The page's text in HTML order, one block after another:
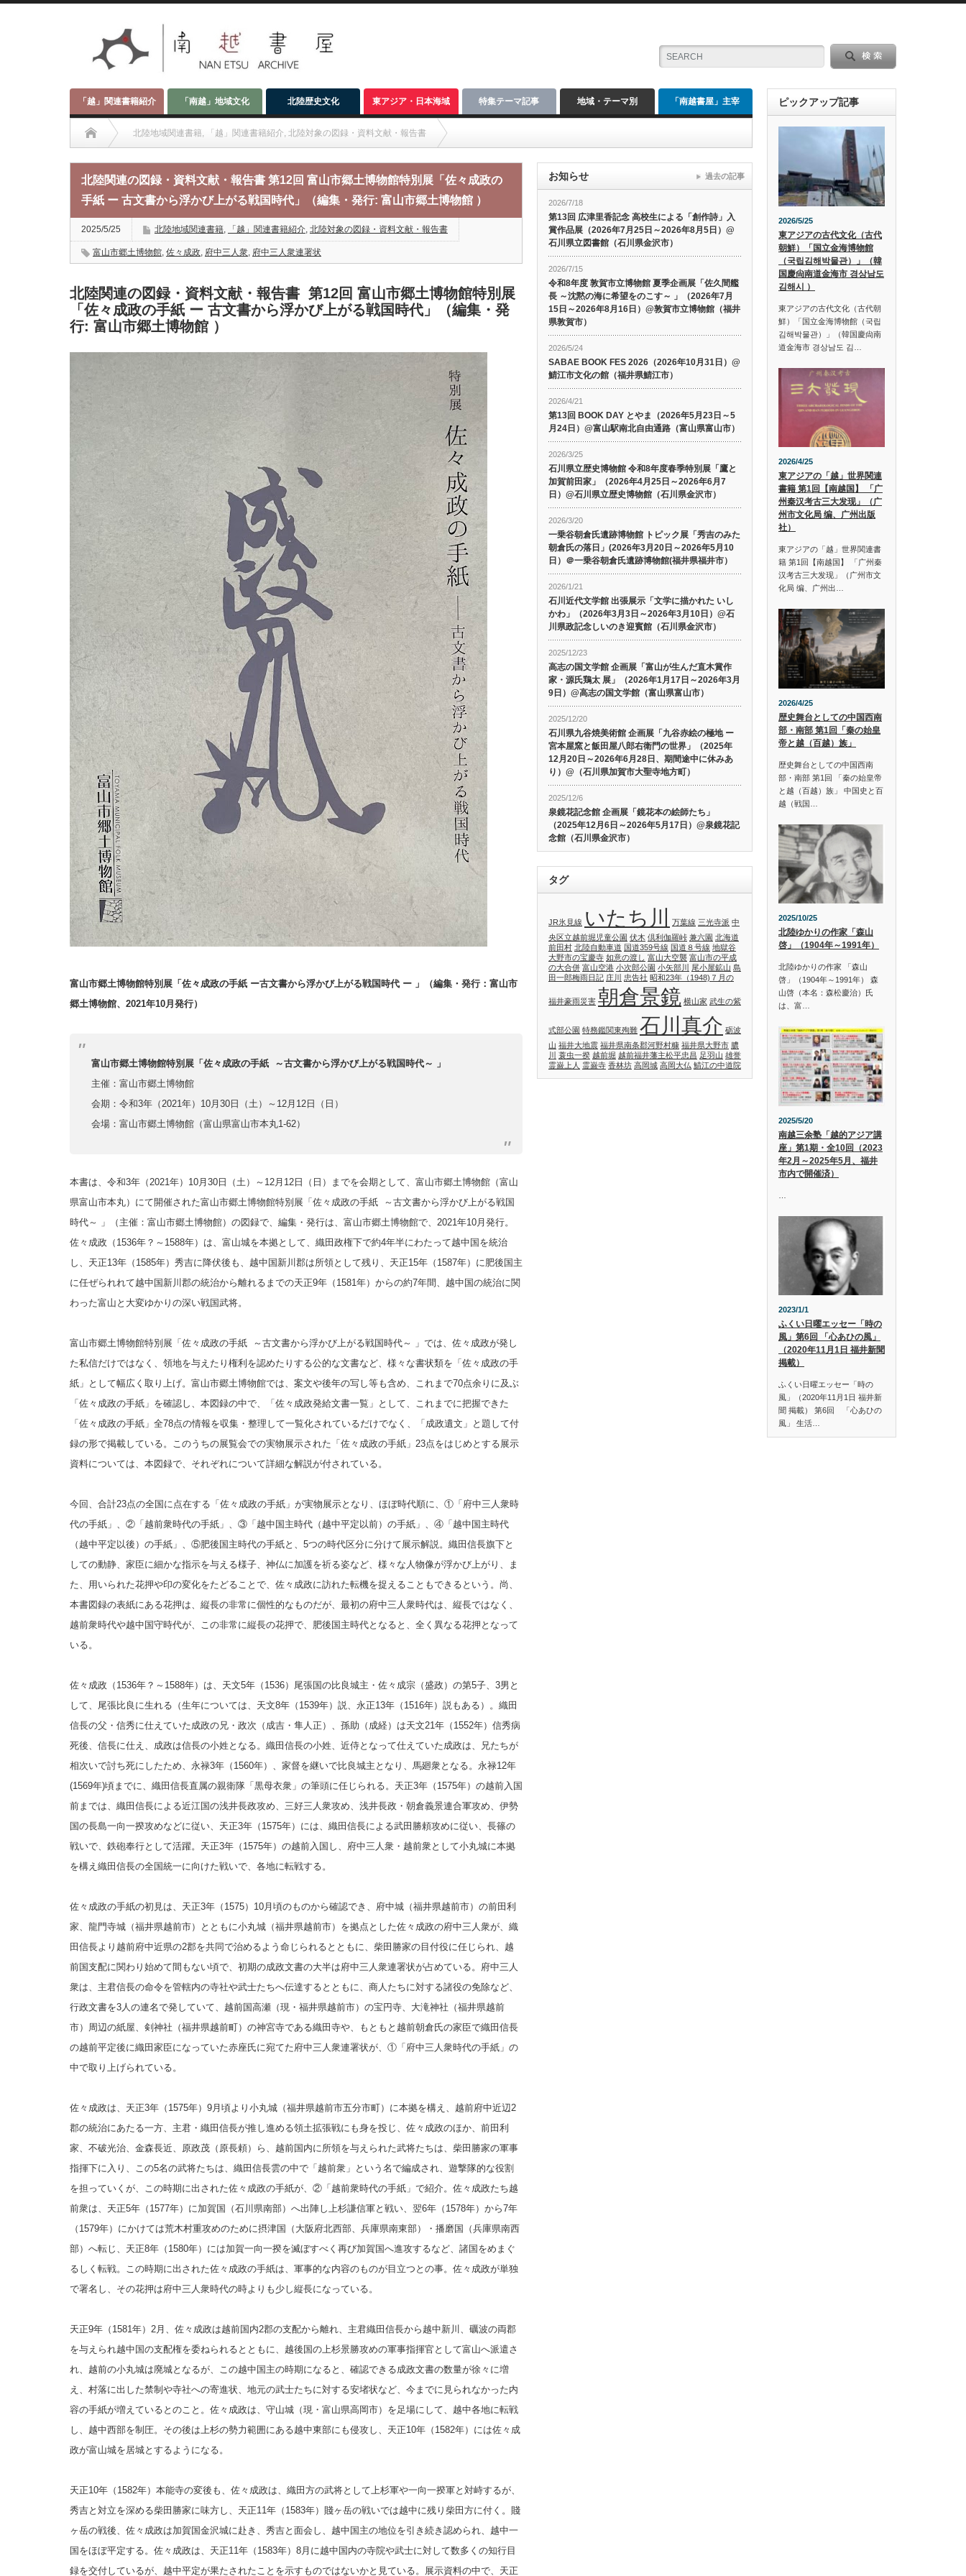
「越」関連書籍紹介 「南越」地域文化 北陸歴史文化 東アジア・日本海域 特集テーマ記事 地域・テーマ別 「南越書屋」主宰
北陸地域関連書籍, 「越」関連書籍紹介, 北陸対象の図録・資料文献・報告書
北陸関連の図録・資料文献・報告書 第12回 富山市郷土博物館特別展「佐々成政の手紙 ー 古文書から浮かび上がる戦国時代」（編集・発行: 富山市郷土博物館 ）
北陸関連の図録・資料文献・報告書 第12回 富山市郷土博物館特別展「佐々成政の
手紙 ー 古文書から浮かび上がる戦国時代」（編集・発行: 富山市郷土博物館 ）
2025/5/25 北陸地域関連書籍, 「越」関連書籍紹介, 北陸対象の図録・資料文献・報告書
富山市郷土博物館, 佐々成政, 府中三人衆, 府中三人衆連署状
北陸関連の図録・資料文献・報告書 第12回 富山市郷土博物館特別展
「佐々成政の手紙 ー 古文書から浮かび上がる戦国時代」（編集・発
行: 富山市郷土博物館 ）
富山市郷土博物館特別展「佐々成政の手紙 ー古文書から浮かび上がる戦国時代 ー 」（編集・発行：富山市
郷土博物館、2021年10月発行）
富山市郷土博物館特別展「佐々成政の手紙 ～古文書から浮かび上がる戦国時代～ 」
主催：富山市郷土博物館
会期：令和3年（2021年）10月30日（土）～12月12日（日）
会場：富山市郷土博物館（富山県富山市本丸1-62）
本書は、令和3年（2021年）10月30日（土）～12月12日（日）までを会期として、富山市郷土博物館（富山
県富山市本丸）にて開催された富山市郷土博物館特別展「佐々成政の手紙 ～古文書から浮かび上がる戦国
時代～ 」（主催：富山市郷土博物館）の図録で、編集・発行は、富山市郷土博物館で、2021年10月発行。
佐々成政（1536年？～1588年）は、富山城を本拠として、織田政権下で約4年半にわたって越中国を統治
し、天正13年（1585年）秀吉に降伏後も、越中国新川郡は所領として残り、天正15年（1587年）に肥後国主
に任ぜられれて越中国新川郡の統治から離れるまでの天正9年（1581年）からの約7年間、越中国の統治に関
わった富山と大変ゆかりの深い戦国武将。
富山市郷土博物館特別展「佐々成政の手紙 ～古文書から浮かび上がる戦国時代～ 」では、佐々成政が発し
た私信だけではなく、領地を与えたり権利を認めたりする公的な文書など、様々な書状類を「佐々成政の手
紙」として幅広く取り上げ。 富山市郷土博物館では、案文や後年の写し等も含め、これまで70点余りに及ぶ
「佐々成政の手紙」を確認し、本図録の中で、「佐々成政発給文書一覧」として、これまでに把握できた
「佐々成政の手紙」全78点の情報を収集・整理して一覧化されているだけでなく、「成政遺文」と題して付
録の形で掲載している。このうちの展覧会での実物展示された「佐々成政の手紙」23点をはじめとする展示
資料については、本図録で、それぞれについて詳細な解説が付されている。
今回、合計23点の全国に点在する「佐々成政の手紙」が実物展示となり、ほぼ時代順に、①「府中三人衆時
代の手紙」、②「越前衆時代の手紙」、③「越中国主時代（越中平定以前）の手紙」、④「越中国主時代
（越中平定以後）の手紙」、⑤肥後国主時代の手紙と、5つの時代区分に分けて展示解説。織田信長旗下と
しての動静、家臣に細かな指示を与える様子、神仏に加護を祈る姿など、様々な人物像が浮かび上がり、ま
た、用いられた花押や印の変化をたどることで、佐々成政に訪れた転機を捉えることもできるという。尚、
本書図録の表紙にある花押は、縦長の非常に個性的なものだが、最初の府中三人衆時代は、縦長ではなく、
越前衆時代や越中国守時代が、この非常に縦長の花押で、肥後国主時代となると、全く異なる花押となって
いる。
佐々成政（1536年？～1588年）は、天文5年（1536）尾張国の比良城主・佐々成宗（盛政）の第5子、3男 と
して、尾張比良に生れる（生年については、天文8年（1539年）説、永正13年（1516年）説もある）。 織田
信長の父・信秀に仕えていた成政の兄・政次（成吉・隼人正）、孫助（成経）は天文21年（1552年）信秀病
死後、信長に仕え、成政は信長の小姓となる。織田信長の小姓、近侍となって仕えていた成政は、兄たちが
相次いで討ち死にしたため、永禄3年（1560年）、家督を継いで比良城主となり、馬廻衆となる。永禄12年
(1569年)頃までに、織田信長直属の親衛隊「黒母衣衆」の筆頭に任じられる。天正3年（1575年）の越前入国
前までは、 織田信長による近江国の浅井長政攻め、三好三人衆攻め、浅井長政・朝倉義景連合軍攻め、伊勢
国の長島一向一揆攻めなどに従い、天正3年（1575年）には、織田信長による武田勝頼攻めに従い、長篠の
戦いで、鉄砲奉行として活躍。 天正3年（1575年）の越前入国し、府中三人衆・越前衆として小丸城に本拠
を構え織田信長の全国統一に向けた戦いで、各地に転戦する。
佐々成政の手紙の初見は、天正3年（1575）10月頃のものから確認でき、 府中城（福井県越前市）の前田利
家、龍門寺城（福井県越前市）とともに小丸城（福井県越前市）を拠点とした佐々成政の府中三人衆が、織
田信長より越前府中近県の2郡を共同で治めるよう命じられるとともに、柴田勝家の目付役に任じられ、越
前国支配に関わり始めて間もない頃で、初期の成政文書の大半は府中三人衆連署状が占めている。府中三人
衆は、主君信長の命令を管轄内の寺社や武士たちへ伝達するとともに、商人たちに対する諸役の免除など、
行政文書を3人の連名で発していて、越前国高瀬（現・福井県越前市）の宝円寺、大滝神社（福井県越前
市）周辺の紙屋、剣神社（福井県越前町）の神宮寺である織田寺や、もともと越前朝倉氏の家臣で織田信長
の越前平定後に織田家臣になっていた赤座氏に宛てた府中三人衆連署状が、①「府中三人衆時代の手紙」の
中で取り上げられている。
佐々成政は、天正3年（1575年）9月頃より小丸城（福井県越前市五分市町）に本拠を構え、越前府中近辺2
郡の統治にあたる一方、主君・織田信長が推し進める領土拡張戦にも身を投じ、佐々成政のほか、前田利
家、不破光治、金森長近、原政茂（原長頼）ら、越前国内に所領を与えられた武将たちは、柴田勝家の軍事
指揮下に入り、この5名の武将たちは、織田信長雲の中で「越前衆」という名で編成され、遊撃隊的な役割
を担っていくが、この時期に出された佐々成政の手紙が、 ②「越前衆時代の手紙」で紹介。佐々成政たち越
前衆は、天正5年（1577年）に加賀国（石川県南部）へ出陣し上杉謙信軍と戦い、翌6年（1578年）から7年
（1579年）にかけては荒木村重攻めのために摂津国（大阪府北西部、兵庫県南東部）・播磨国（兵庫県南西
部）へ転じ、天正8年（1580年）には加賀一向一揆を滅ぼすべく再び加賀国へ進攻するなど、諸国をめまぐ
るしく転戦。この時期に出された佐々成政の手紙は、軍事的な内容のものが目立つとの事。佐々成政が単独
で署名し、その花押は府中三人衆時代の時よりも少し縦長になっている。
天正9年（1581年）2月、佐々成政は越前国内2郡の支配から離れ、主君織田信長から越中新川、礪波の両郡
を与えられ越中国の支配権を委ねられるとともに、越後国の上杉景勝攻めの軍事指揮官として富山へ派遣さ
れ、越前の小丸城は廃城となるが、この越中国主の時期になると、確認できる成政文書の数量が徐々に増
え、村落に出した禁制や寺社への寄進状、地元の武士たちに対する安堵状など、今までに見られなかった内
容の手紙が増えているとのこと 。佐々成政は、守山城（現・富山県高岡市）を足場にして、越中各地に転戦
し、越中西部を制圧。その後は上杉の勢力範囲にある越中東部にも侵攻し、天正10年（1582年）には佐々成
政が富山城を居城とするようになる。
天正10年（1582年）本能寺の変後も、佐々成政は、織田方の武将として上杉軍や一向一揆軍と対峙するが、
秀吉と対立を深める柴田勝家に味方し、天正11年（1583年）賤ヶ岳の戦いでは越中に残り柴田方に付く。賤
ヶ岳の戦後、佐々成政は加賀国金沢城に赴き、秀吉と面会し、越中国主の地位を引き続き認められ、越中一
国をほぼ平定する。佐々成政は、天正11年（1583年）8月に越中国内の寺院や武士に対して数多くの知行目
録を交付しているが、越中平定が果たされたことを示すものではないかと見ている。展示資料の中で、天正
お知らせ
2026/7/18
第13回 広津里香記念 高校生による「創作詩」入
賞作品展（2026年7月25日～2026年8月5日）@
石川県立図書館（石川県金沢市）
2026/7/15
令和8年度 敦賀市立博物館 夏季企画展「佐久間艦
長 ～沈黙の海に希望をのこす～ 」（2026年7月
15日～2026年8月16日）@敦賀市立博物館（福井
県敦賀市）
2026/5/24
SABAE BOOK FES 2026（2026年10月31日）@
鯖江市文化の館（福井県鯖江市）
2026/4/21
第13回 BOOK DAY とやま（2026年5月23日～5
月24日）@富山駅南北自由通路（富山県富山市）
2026/3/25
石川県立歴史博物館 令和8年度春季特別展「鷹と
加賀前田家」（2026年4月25日～2026年6月7
日）@石川県立歴史博物館（石川県金沢市）
2026/3/20
一乗谷朝倉氏遺跡博物館 トピック展「秀吉のみた
朝倉氏の落日」(2026年3月20日～2026年5月10
日）＠一乗谷朝倉氏遺跡博物館(福井県福井市）
2026/1/21
石川近代文学館 出張展示「文学に描かれた いし
かわ」（2026年3月3日～2026年3月10日）@石
川県政記念しいのき迎賓館（石川県金沢市）
2025/12/23
高志の国文学館 企画展「富山が生んだ直木賞作
家・源氏鶏太 展」（2026年1月17日～2026年3月
9日）@高志の国文学館（富山県富山市）
2025/12/20
石川県九谷焼美術館 企画展「九谷赤絵の極地 ー
宮本屋窯と飯田屋八郎右衛門の世界」（2025年
12月20日～2026年6月28日、期間途中に休みあ
り）@（石川県加賀市大聖寺地方町）
2025/12/6
泉鏡花記念館 企画展「鏡花本の絵師たち」
（2025年12月6日～2026年5月17日）@泉鏡花記
念館（石川県金沢市）
過去の記事
タグ
JR氷見線 いたち川 万葉線 三光寺派 中
央区立越前堀児童公園 伏木 倶利伽羅峠 兼六園 北海道
前田村 北陸自動車道 国道359号線 国道８号線 地獄谷
大野市の宝慶寺 如意の渡し 富山大空襲 富山市の平成
の大合併 富山空港 小次郎公園 小矢部川 尾小屋鉱山 島
田一郎梅雨日記 庄川 忠告社 昭和23年（1948)７月の
福井豪雨災害 朝倉景鏡 横山家 武生の紫
式部公園 特務鑑関東殉難 石川真介 砺波
山 福井大地震 福井県南条郡河野村糠 福井県大野市 膿
川 蓑虫一揆 越前堀 越前福井藩主松平忠昌 足羽山 雄誉
霊巌上人 霊巌寺 香林坊 高岡城 高岡大仏 鯖江の中道院
ピックアップ記事
2026/5/25
東アジアの古代文化（古代
朝鮮）「国立金海博物館
（국립김해박물관）」（韓
国慶尙南道金海市 경상남도
김해시 ）
東アジアの古代文化（古代朝
鮮）「国立金海博物館（국립
김해박물관）」（韓国慶尙南
道金海市 경상남도 김…
2026/4/25
東アジアの「越」世界関連
書籍 第1回【南越国】 「广
州秦汉考古三大发现」（广
州市文化局 编、广州出版
社）
東アジアの「越」世界関連書
籍 第1回【南越国】 「广州秦
汉考古三大发现」（广州市文
化局 编、广州出…
2026/4/25
歴史舞台としての中国西南
部・南部 第1回「秦の始皇
帝と越（百越）族」
歴史舞台としての中国西南
部・南部 第1回 「秦の始皇帝
と越（百越）族」 中国史と百
越（戦国…
2025/10/25
北陸ゆかりの作家「森山
啓」（1904年～1991年）
北陸ゆかりの作家 「森山
啓」（1904年～1991年） 森
山啓（本名：森松慶治）氏
は、富…
2025/5/20
南越三余塾「越的アジア講
座」第1期・全10回（2023
年2月～2025年5月、福井
市内で開催済）
2023/1/1
ふくい日曜エッセー「時の
風」第6回 「心あひの風」
（2020年11月1日 福井新聞
掲載）
ふくい日曜エッセー「時の
風」（2020年11月1日 福井新
聞 掲載） 第6回 「心あひの
風」 生活…